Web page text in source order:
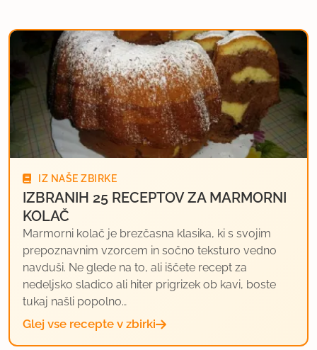
IZ NAŠE ZBIRKE
IZBRANIH 25 RECEPTOV ZA MARMORNI
KOLAČ
Marmorni kolač je brezčasna klasika, ki s svojim
prepoznavnim vzorcem in sočno teksturo vedno
navduši. Ne glede na to, ali iščete recept za
nedeljsko sladico ali hiter prigrizek ob kavi, boste
tukaj našli popolno…
Glej vse recepte v zbirki